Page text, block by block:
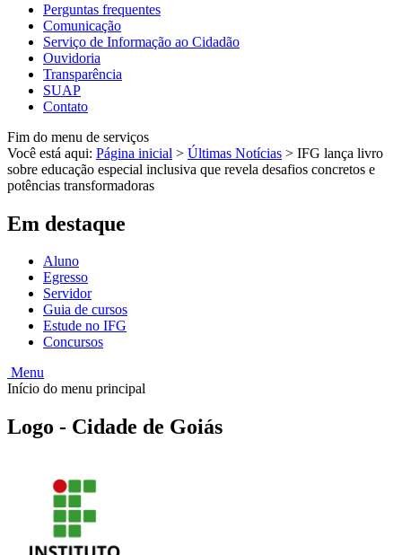
Perguntas frequentes
Comunicação
Serviço de Informação ao Cidadão
Ouvidoria
Transparência
SUAP
Contato
Fim do menu de serviços
Você está aqui: Página inicial > Últimas Notícias > IFG lança livro
sobre educação especial inclusiva que revela desafios concretos e
potências transformadoras
Em destaque
Aluno
Egresso
Servidor
Guia de cursos
Estude no IFG
Concursos
Menu
Início do menu principal
Logo - Cidade de Goiás